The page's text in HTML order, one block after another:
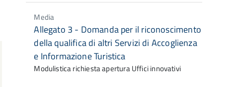
Media
Allegato 3 - Domanda per il riconoscimento
della qualifica di altri Servizi di Accoglienza
e Informazione Turistica
Modulistica richiesta apertura Uffici innovativi